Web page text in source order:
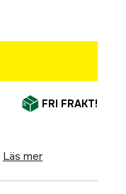
FRI FRAKT!
läs mer